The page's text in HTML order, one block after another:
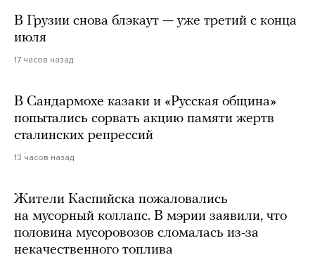
В Грузии снова блэкаут — уже третий с конца
июля
17 часов назад
В Сандармохе казаки и «Русская община»
попытались сорвать акцию памяти жертв
сталинских репрессий
13 часов назад
Жители Каспийска пожаловались
на мусорный коллапс. В мэрии заявили, что
половина мусоровозов сломалась из-за
некачественного топлива